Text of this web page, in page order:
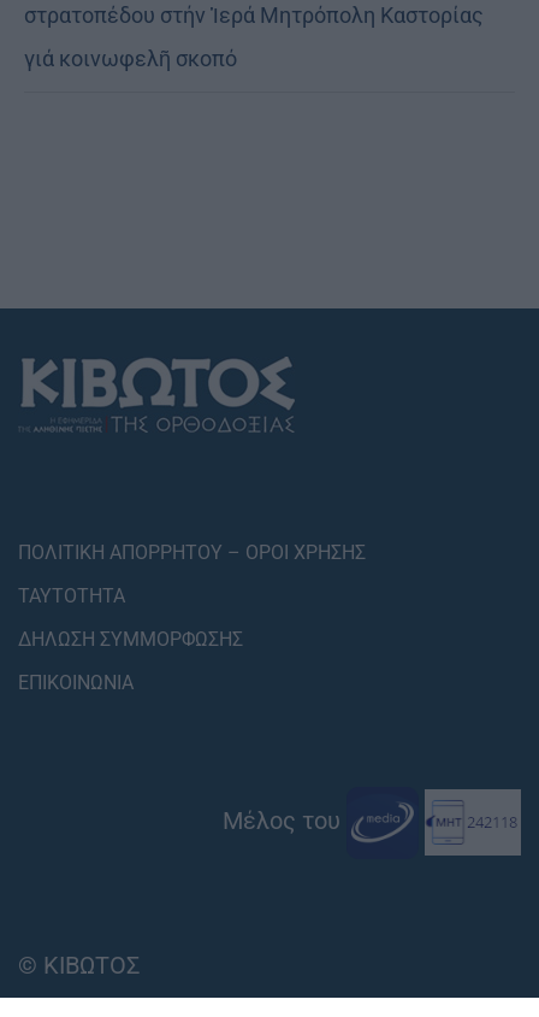
στρατοπέδου στήν Ἱερά Μητρόπολη Καστορίας
γιά κοινωφελῆ σκοπό
ΠΟΛΙΤΙΚΗ ΑΠΟΡΡΗΤΟΥ – ΟΡΟΙ ΧΡΗΣΗΣ
ΤΑΥΤΟΤΗΤΑ
ΔΗΛΩΣΗ ΣΥΜΜΟΡΦΩΣΗΣ
ΕΠΙΚΟΙΝΩΝΙΑ
Μέλος του
© ΚΙΒΩΤΟΣ